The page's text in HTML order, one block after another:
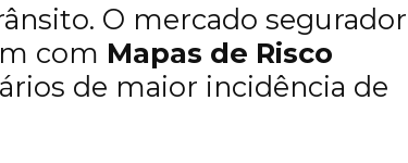
O mercado
com Mapas de Risco
de maior incidência de